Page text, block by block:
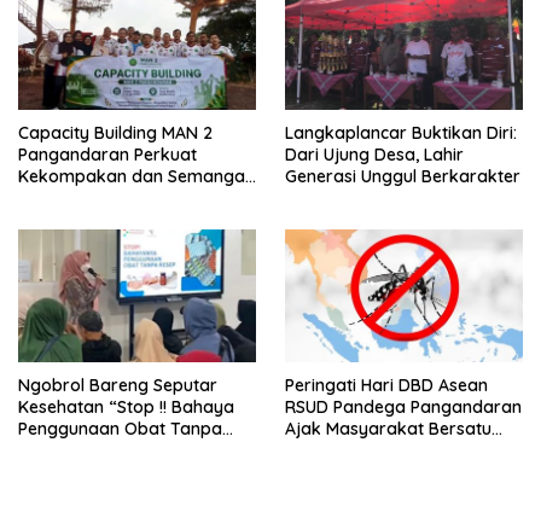
Capacity Building MAN 2
Pangandaran Perkuat
Kekompakan dan Semangat
Langkaplancar Buktikan Diri:
Dari Ujung Desa, Lahir
Generasi Unggul Berkarakter
Ngobrol Bareng Seputar
Kesehatan “Stop !! Bahaya
Penggunaan Obat Tanpa
Peringati Hari DBD Asean
RSUD Pandega Pangandaran
Ajak Masyarakat Bersatu